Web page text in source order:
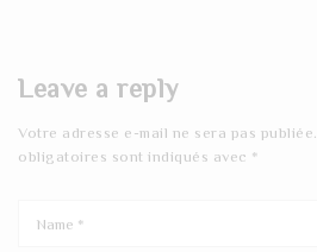
Leave a reply
Votre adresse e-mail ne sera pas publiée.
obligatoires sont indiqués avec *